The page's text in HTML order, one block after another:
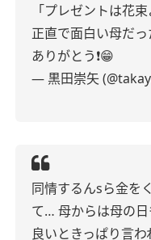
「プレゼントは花束
正直で面白い母だ
ありがとう❗️😁
— 黒田崇矢
同情するんsら金を
て… 母からは母の
良いときっぱり言